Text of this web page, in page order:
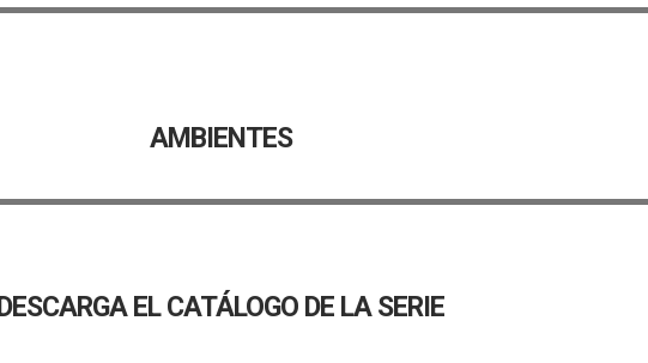
AMBIENTES
DESCARGA EL CATÁLOGO DE LA SERIE